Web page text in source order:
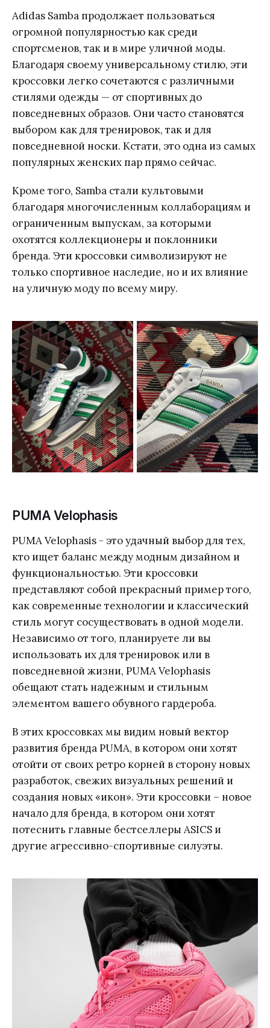
Adidas Samba продолжает пользоваться
огромной популярностью как среди
спортсменов, так и в мире уличной моды.
Благодаря своему универсальному стилю, эти
кроссовки легко сочетаются с различными
стилями одежды — от спортивных до
повседневных образов. Они часто становятся
выбором как для тренировок, так и для
повседневной носки. Кстати, это одна из самых
популярных женских пар прямо сейчас.
Кроме того, Samba стали культовыми
благодаря многочисленным коллаборациям и
ограниченным выпускам, за которыми
охотятся коллекционеры и поклонники
бренда. Эти кроссовки символизируют не
только спортивное наследие, но и их влияние
на уличную моду по всему миру.
PUMA Velophasis
PUMA Velophasis - это удачный выбор для тех,
кто ищет баланс между модным дизайном и
функциональностью. Эти кроссовки
представляют собой прекрасный пример того,
как современные технологии и классический
стиль могут сосуществовать в одной модели.
Независимо от того, планируете ли вы
использовать их для тренировок или в
повседневной жизни, PUMA Velophasis
обещают стать надежным и стильным
элементом вашего обувного гардероба.
В этих кроссовках мы видим новый вектор
развития бренда PUMA, в котором они хотят
отойти от своих ретро корней в сторону новых
разработок, свежих визуальных решений и
создания новых «икон». Эти кроссовки – новое
начало для бренда, в котором они хотят
потеснить главные бестселлеры ASICS и
другие агрессивно-спортивные силуэты.